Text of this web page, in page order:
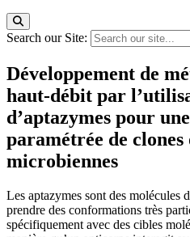
Search our Site:
Développement de
haut-débit par
d’aptazymes pour
paramétrée de clones
microbiennes
Les aptazymes sont des molécules
prendre des conformations très
spécifiquement avec des cibles